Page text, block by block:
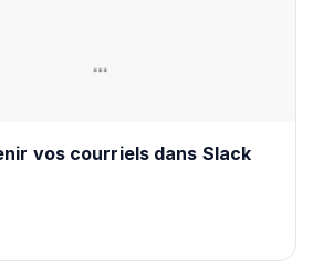
vos courriels dans Slack